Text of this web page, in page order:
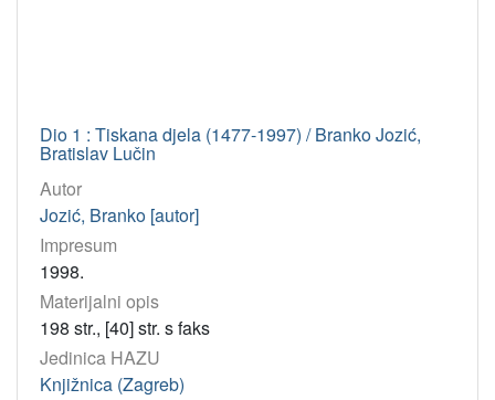
Dio 1 : Tiskana djela (1477-1997) / Branko Jozić,
Bratislav Lučin
Autor
Jozić, Branko [autor]
Impresum
1998.
Materijalni opis
198 str., [40] str. s faks
Jedinica HAZU
Knjižnica (Zagreb)